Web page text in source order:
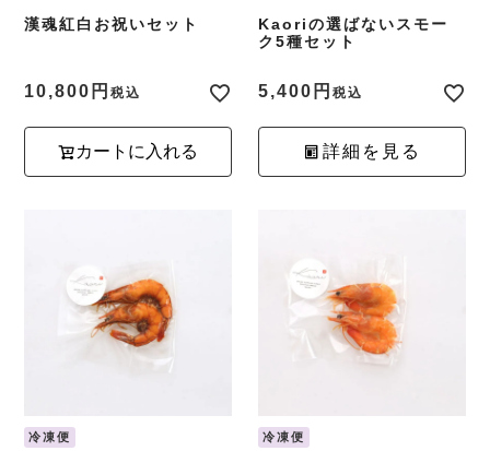
漢魂紅白お祝いセット
10,800 税込
カートに入れる
Kaoriの選ばないスモー
ク5種セット
5,400 税込
詳細を見る
冷凍便 冷凍便